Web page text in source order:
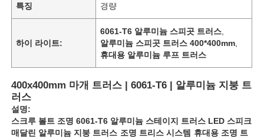
특징 경량
하이 라이트:
6061-T6 알루미늄 스피곳 트러스
알루미늄 스피곳 트러스 400*400mm
휴대용 알루미늄 루프 트러스
400x400mm 마개 트러스 | 6061-T6 | 알루미늄 지붕 트
러스
설명:
스크루 볼트 조명 6061-T6 알루미늄 스테이지 트러스 LED 스피크
매달린 알루미늄 지붕 트러스 조명 트리스 시스템 휴대용 조명 트